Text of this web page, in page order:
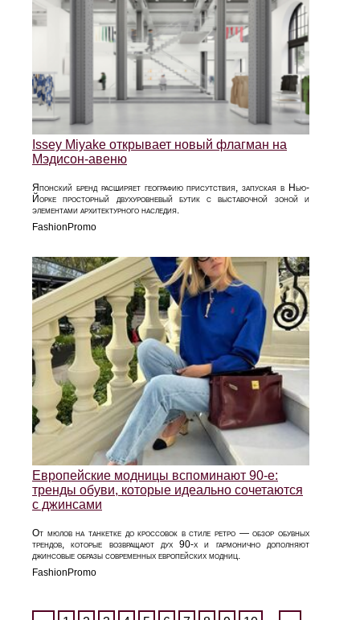
Issey Miyake открывает новый флагман на
Мэдисон-авеню
Японский бренд расширяет географию присутствия, запуская в Нью-
Йорке просторный двухуровневый бутик с выставочной зоной и
элементами архитектурного наследия.
FashionPromo
Европейские модницы вспоминают 90-е:
тренды обуви, которые идеально сочетаются
с джинсами
От мюлов на танкетке до кроссовок в стиле ретро — обзор обувных
трендов, которые возвращают дух 90-х и гармонично дополняют
джинсовые образы современных европейских модниц.
FashionPromo